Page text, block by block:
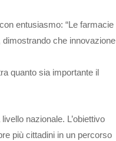
entusiasmo: “Le farmacie
che innovazione
quanto sia importante il
nazionale. L’obiettivo
più cittadini in un percorso